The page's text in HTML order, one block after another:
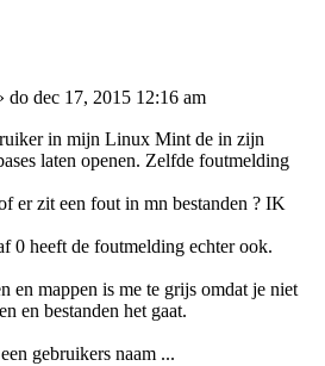
do dec 17, 2015 12:16 am
in mijn Linux Mint de in zijn
laten openen. Zelfde foutmelding
er zit een fout in mn bestanden ? IK
0 heeft de foutmelding echter ook.
en mappen is me te grijs omdat je niet
en bestanden het gaat.
gebruikers naam ...